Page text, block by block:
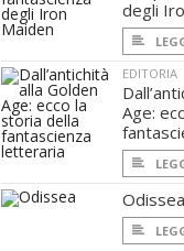
degli
EDITORIA
Age:
Odissea